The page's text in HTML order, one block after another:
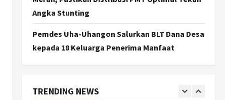
Angka Stunting
Pemdes Uha-Uhangon Salurkan BLT Dana Desa
kepada 18 Keluarga Penerima Manfaat
TRENDING NEWS
Adriansyah Diminta Diusut
Reformasi Kejaksaan
1
Politik